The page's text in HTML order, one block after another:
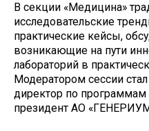
В секции «Медицина»
исследовательские
практические кейсы,
возникающие на пути
лабораторий в
Модератором сессии
директор по
президент АО